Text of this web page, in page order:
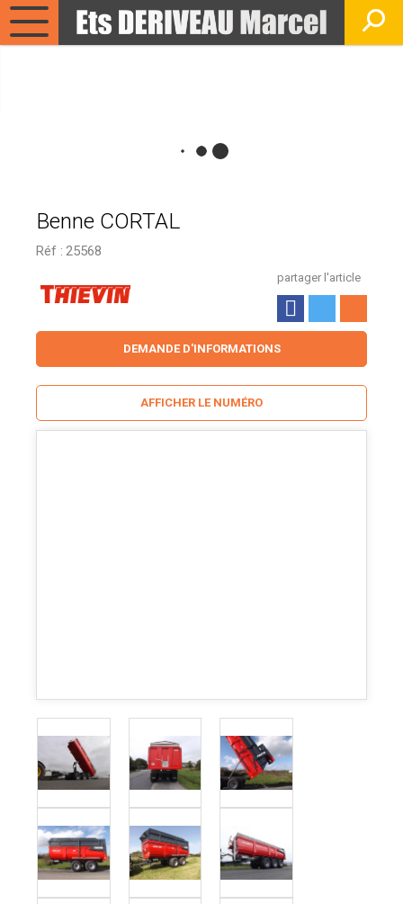
Benne CORTAL
Réf : 25568
partager l'article
DEMANDE D'INFORMATIONS
AFFICHER LE NUMÉRO